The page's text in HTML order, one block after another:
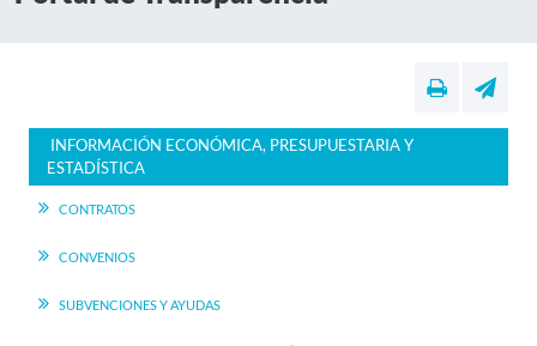
INFORMACIÓN ECONÓMICA, PRESUPUESTARIA Y
ESTADÍSTICA
CONTRATOS
CONVENIOS
SUBVENCIONES Y AYUDAS